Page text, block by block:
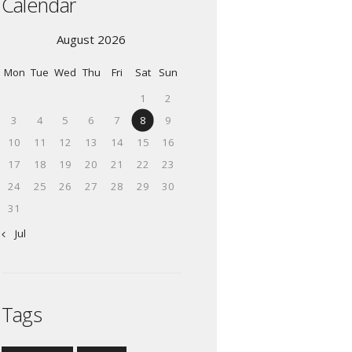
August 2026
Mon Tue Wed Thu Fri Sat
Sun
1
2
3
4 5 6 7 8
9
10
11 12 13 14 15
16
17
18 19 20 21 22
23
24
25 26 27 28 29
30
31
« Jul
Tags